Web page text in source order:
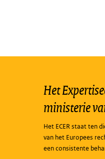
Het
ministerie
Het ECER staat ten
van het Europees
een consistente